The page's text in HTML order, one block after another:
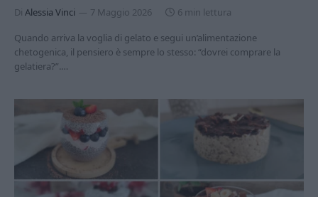
Di Alessia Vinci 7 Maggio 2026
6 min lettura
Quando arriva la voglia di gelato e segui un’alimentazione
chetogenica, il pensiero è sempre lo stesso: “dovrei comprare la
gelatiera?”.…